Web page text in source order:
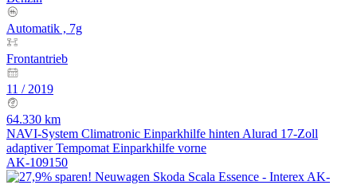
Automatik , 7g
Frontantrieb
11 / 2019
64.330 km
NAVI-System Climatronic Einparkhilfe hinten Alurad 17-Zoll
adaptiver Tempomat Einparkhilfe vorne
AK-109150